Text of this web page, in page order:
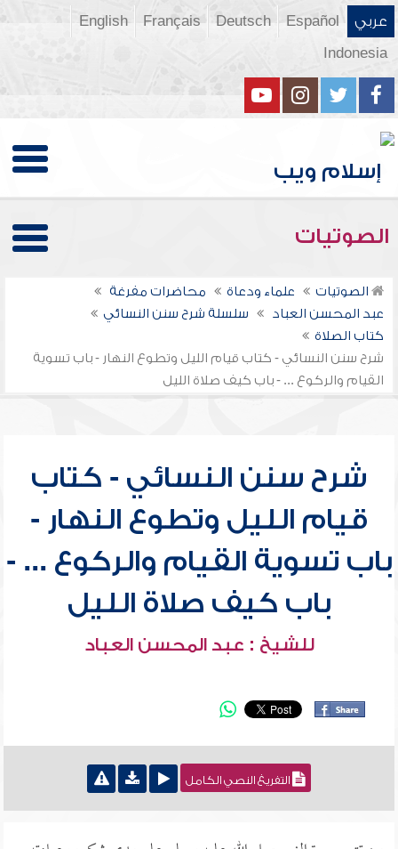
عربي Español
Deutsch
Français
English
Indonesia
الصوتيات
الصوتيات علماء ودعاة
محاضرات مفرغة
عبد المحسن العباد
سلسلة شرح سنن النسائي
كتاب الصلاة
شرح سنن النسائي - كتاب قيام الليل وتطوع النهار - باب تسوية
القيام والركوع ... - باب كيف صلاة الليل
شرح سنن النسائي - كتاب
قيام الليل وتطوع النهار -
باب تسوية القيام والركوع ... -
باب كيف صلاة الليل
للشيخ : عبد المحسن العباد
التفريغ النصي الكامل